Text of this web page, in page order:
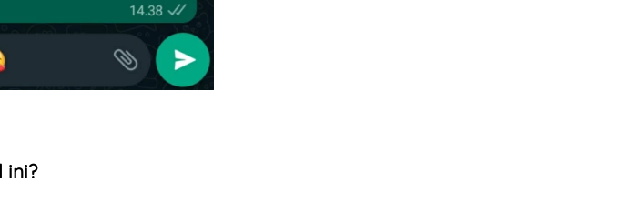
ini?